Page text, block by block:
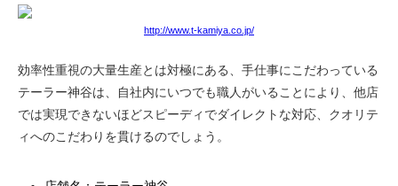
http://www.t-kamiya.co.jp/
効率性重視の大量生産とは対極にある、手仕事にこだわっている
テーラー神谷は、自社内にいつでも職人がいることにより、他店
では実現できないほどスピーディでダイレクトな対応、クオリテ
ィへのこだわりを貫けるのでしょう。